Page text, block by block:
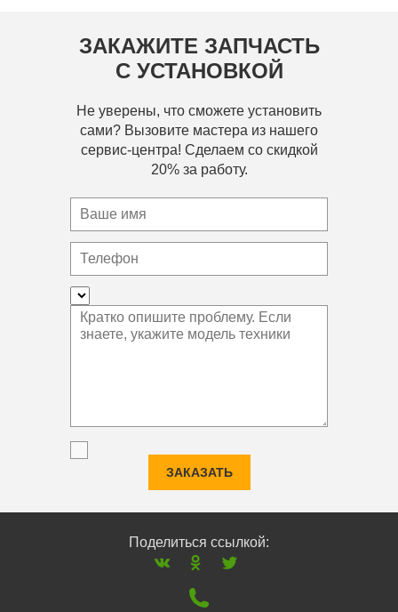
ЗАКАЖИТЕ ЗАПЧАСТЬ
С УСТАНОВКОЙ
Не уверены, что сможете установить
сами? Вызовите мастера из нашего
сервис-центра! Сделаем со скидкой
20% за работу.
ЗАКАЗАТЬ
Поделиться ссылкой: